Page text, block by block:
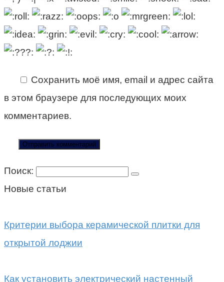
Сохранить моё имя, email и адрес сайта
в этом браузере для последующих моих
комментариев.
Поиск:
Новые статьи
Критерии выбора керамической плитки для
открытой лоджии
Как установить электрический настенный